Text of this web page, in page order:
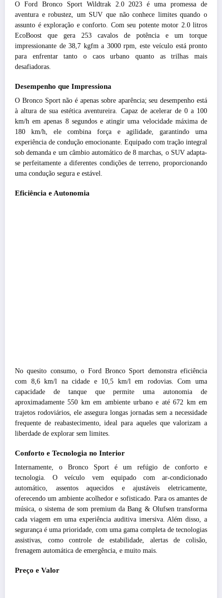
O Ford Bronco Sport Wildtrak 2.0 2023 é uma promessa de
aventura e robustez, um SUV que não conhece limites quando o
assunto é exploração e conforto. Com seu potente motor 2.0 litros
EcoBoost que gera 253 cavalos de potência e um torque
impressionante de 38,7 kgfm a 3000 rpm, este veículo está pronto
para enfrentar tanto o caos urbano quanto as trilhas mais
desafiadoras.
Desempenho que Impressiona
O Bronco Sport não é apenas sobre aparência; seu desempenho está
à altura de sua estética aventureira. Capaz de acelerar de 0 a 100
km/h em apenas 8 segundos e atingir uma velocidade máxima de
180 km/h, ele combina força e agilidade, garantindo uma
experiência de condução emocionante. Equipado com tração integral
sob demanda e um câmbio automático de 8 marchas, o SUV adapta-
se perfeitamente a diferentes condições de terreno, proporcionando
uma condução segura e estável.
Eficiência e Autonomia
No quesito consumo, o Ford Bronco Sport demonstra eficiência
com 8,6 km/l na cidade e 10,5 km/l em rodovias. Com uma
capacidade de tanque que permite uma autonomia de
aproximadamente 550 km em ambiente urbano e até 672 km em
trajetos rodoviários, ele assegura longas jornadas sem a necessidade
frequente de reabastecimento, ideal para aqueles que valorizam a
liberdade de explorar sem limites.
Conforto e Tecnologia no Interior
Internamente, o Bronco Sport é um refúgio de conforto e
tecnologia. O veículo vem equipado com ar-condicionado
automático, assentos aquecidos e ajustáveis eletricamente,
oferecendo um ambiente acolhedor e sofisticado. Para os amantes de
música, o sistema de som premium da Bang & Olufsen transforma
cada viagem em uma experiência auditiva imersiva. Além disso, a
segurança é uma prioridade, com uma gama completa de tecnologias
assistivas, como controle de estabilidade, alertas de colisão,
frenagem automática de emergência, e muito mais.
Preço e Valor